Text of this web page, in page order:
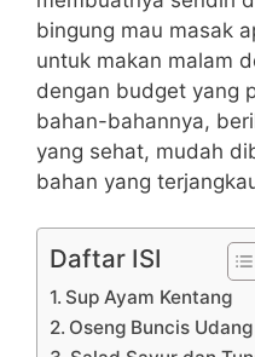
bingung mau masak
untuk makan malam
dengan budget yang
bahan-bahannya,
yang sehat, mudah
bahan yang
Daftar ISI
Sup Ayam Kentang
Oseng Buncis Udang